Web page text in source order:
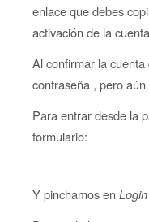
enlace que debes
activación de la
Al confirmar la
contraseña , pero
Para entrar desde la
formulario:
Y pinchamos en Login